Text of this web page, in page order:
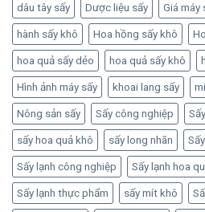
dâu tây sấy Dược liệu sấy Giá máy
hành sấy khô Hoa hồng sấy khô
hoa quả sấy dẻo hoa quả sấy khô
Hình ảnh máy sấy khoai lang sấy
Nông sản sấy Sấy công nghiệp
sấy hoa quả khô sấy long nhãn
Sấy lạnh công nghiệp Sấy lạnh hoa
Sấy lạnh thực phẩm sấy mít khô